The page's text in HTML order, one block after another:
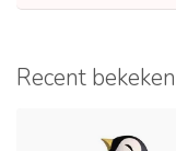
Recent bekeken